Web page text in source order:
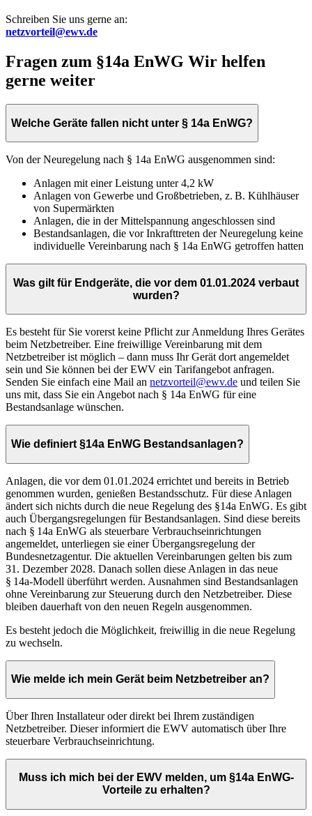
Schreiben Sie uns gerne an:
netzvorteil@ewv.de
Fragen zum §14a EnWG Wir helfen
gerne weiter
Welche Geräte fallen nicht unter § 14a EnWG?
Von der Neuregelung nach § 14a EnWG ausgenommen sind:
Anlagen mit einer Leistung unter 4,2 kW
Anlagen von Gewerbe und Großbetrieben, z. B. Kühlhäuser
von Supermärkten
Anlagen, die in der Mittelspannung angeschlossen sind
Bestandsanlagen, die vor Inkrafttreten der Neuregelung keine
individuelle Vereinbarung nach § 14a EnWG getroffen hatten
Was gilt für Endgeräte, die vor dem 01.01.2024 verbaut
wurden?
Es besteht für Sie vorerst keine Pflicht zur Anmeldung Ihres Gerätes
beim Netzbetreiber. Eine freiwillige Vereinbarung mit dem
Netzbetreiber ist möglich – dann muss Ihr Gerät dort angemeldet
sein und Sie können bei der EWV ein Tarifangebot anfragen.
Senden Sie einfach eine Mail an netzvorteil@ewv.de und teilen Sie
uns mit, dass Sie ein Angebot nach § 14a EnWG für eine
Bestandsanlage wünschen.
Wie definiert §14a EnWG Bestandsanlagen?
Anlagen, die vor dem 01.01.2024 errichtet und bereits in Betrieb
genommen wurden, genießen Bestandsschutz. Für diese Anlagen
ändert sich nichts durch die neue Regelung des §14a EnWG. Es gibt
auch Übergangsregelungen für Bestandsanlagen. Sind diese bereits
nach § 14a EnWG als steuerbare Verbrauchseinrichtungen
angemeldet, unterliegen sie einer Übergangsregelung der
Bundesnetzagentur. Die aktuellen Vereinbarungen gelten bis zum
31. Dezember 2028. Danach sollen diese Anlagen in das neue
§ 14a-Modell überführt werden. Ausnahmen sind Bestandsanlagen
ohne Vereinbarung zur Steuerung durch den Netzbetreiber. Diese
bleiben dauerhaft von den neuen Regeln ausgenommen.
Es besteht jedoch die Möglichkeit, freiwillig in die neue Regelung
zu wechseln.
Wie melde ich mein Gerät beim Netzbetreiber an?
Über Ihren Installateur oder direkt bei Ihrem zuständigen
Netzbetreiber. Dieser informiert die EWV automatisch über Ihre
steuerbare Verbrauchseinrichtung.
Muss ich mich bei der EWV melden, um §14a EnWG-
Vorteile zu erhalten?